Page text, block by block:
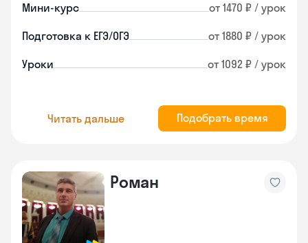
Мини-курс от 1470 ₽ / урок
Подготовка к ЕГЭ/ОГЭ от 1880 ₽ / урок
Уроки от 1092 ₽ / урок
Читать дальше Подобрать время
Роман